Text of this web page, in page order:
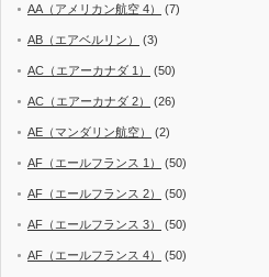
AA（アメリカン航空 4） (7)
AB（エアベルリン） (3)
AC（エアーカナダ 1） (50)
AC（エアーカナダ 2） (26)
AE（マンダリン航空） (2)
AF（エールフランス 1） (50)
AF（エールフランス 2） (50)
AF（エールフランス 3） (50)
AF（エールフランス 4） (50)